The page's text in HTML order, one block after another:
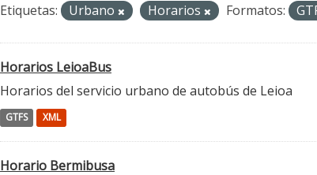
Etiquetas: Urbano Horarios Formatos:
Horarios LeioaBus
Horarios del servicio urbano de autobús de Leioa
GTFS XML
Horario Bermibusa